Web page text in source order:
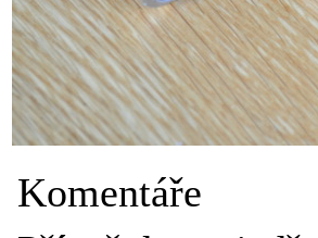
Komentáře